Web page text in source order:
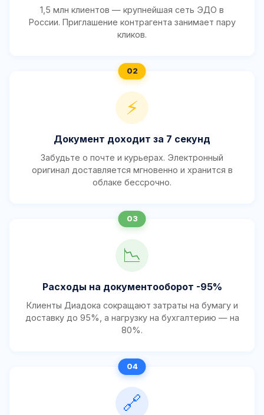
1,5 млн клиентов — крупнейшая сеть ЭДО в
России. Приглашение контрагента занимает пару
кликов.
⚡
Документ доходит за 7 секунд
Забудьте о почте и курьерах. Электронный
оригинал доставляется мгновенно и хранится в
облаке бессрочно.
📉
Расходы на документооборот -95%
Клиенты Диадока сокращают затраты на бумагу и
доставку до 95%, а нагрузку на бухгалтерию — на
80%.
🔗